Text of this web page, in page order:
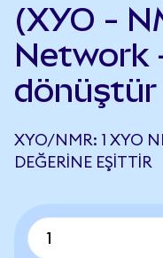
(XYO -
Network
dönüştür
XYO/NMR: 1 XYO
DEĞERINE EŞITTIR